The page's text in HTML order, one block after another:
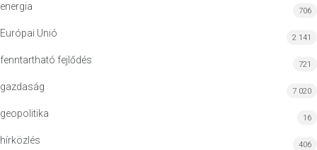
energia 706
Európai Unió 2 141
fenntartható fejlődés 721
gazdaság 7 020
geopolitika 16
hírközlés 406